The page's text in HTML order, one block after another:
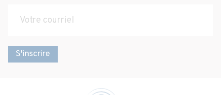
S'inscrire